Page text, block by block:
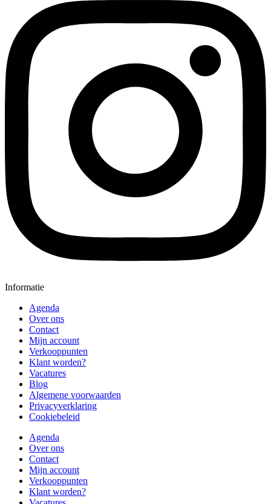
Informatie
Agenda
Over ons
Contact
Mijn account
Verkooppunten
Klant worden?
Vacatures
Blog
Algemene voorwaarden
Privacyverklaring
Cookiebeleid
Agenda
Over ons
Contact
Mijn account
Verkooppunten
Klant worden?